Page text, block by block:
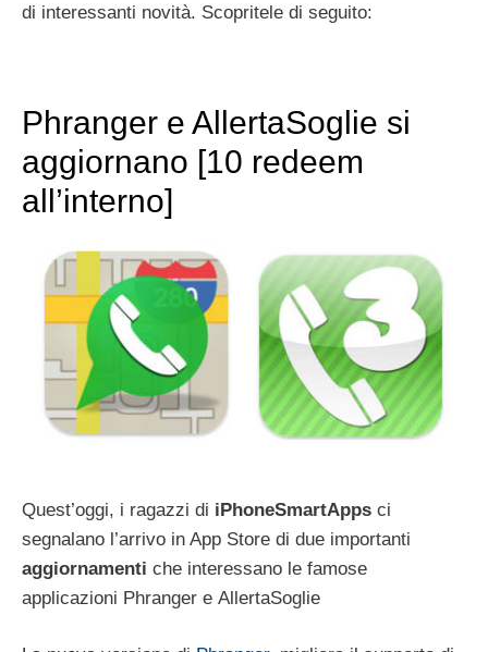
di interessanti novità. Scopritele di seguito:
Phranger e AllertaSoglie si
aggiornano [10 redeem
all’interno]
Quest’oggi, i ragazzi di iPhoneSmartApps ci
segnalano l’arrivo in App Store di due importanti
aggiornamenti che interessano le famose
applicazioni Phranger e AllertaSoglie